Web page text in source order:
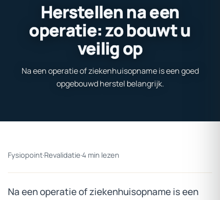
Herstellen na een
operatie: zo bouwt u
veilig op
Na een operatie of ziekenhuisopname is een goed
opgebouwd herstel belangrijk.
Fysiopoint·Revalidatie·4 min lezen
Na een operatie of ziekenhuisopname is een